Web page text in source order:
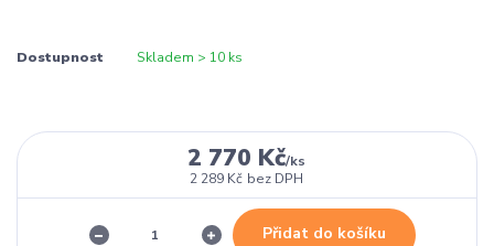
Dostupnost Skladem > 10 ks
2 770 Kč/ks
2 289 Kč bez DPH
Přidat do košíku